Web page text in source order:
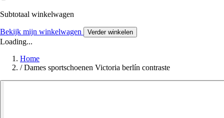
Subtotaal winkelwagen
Bekijk mijn winkelwagen Verder winkelen
Loading...
Home
/ Dames sportschoenen Victoria berlín contraste